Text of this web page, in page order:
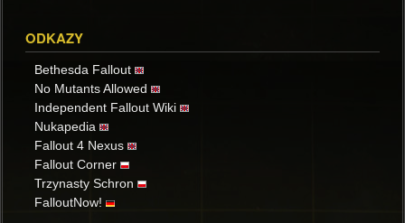
ODKAZY
Bethesda Fallout
No Mutants Allowed
Independent Fallout Wiki
Nukapedia
Fallout 4 Nexus
Fallout Corner
Trzynasty Schron
FalloutNow!